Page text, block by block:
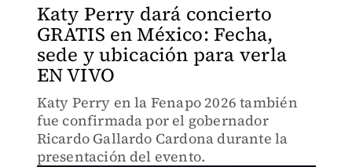
Katy Perry dará concierto
GRATIS en México: Fecha,
sede y ubicación para verla
EN VIVO
Katy Perry en la Fenapo 2026 también
fue confirmada por el gobernador
Ricardo Gallardo Cardona durante la
presentación del evento.